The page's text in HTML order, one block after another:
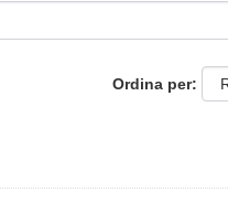
Ordina per